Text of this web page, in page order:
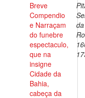
Breve
Compendio
e Narraçam
do funebre
espectaculo,
que na
insigne
Cidade da
Bahia,
cabeça da
da